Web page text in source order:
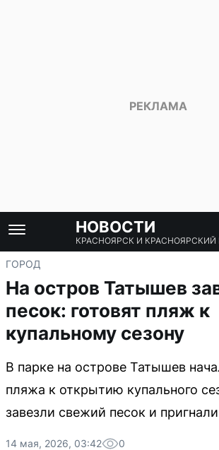
НОВОСТИ
КРАСНОЯРСК И КРАСНОЯРСКИЙ
ГОРОД
На остров Татышев
песок: готовят пляж к
купальному сезону
В парке на острове Татышев
пляжа к открытию купального
завезли свежий песок и
14 мая, 2026, 03:42 0